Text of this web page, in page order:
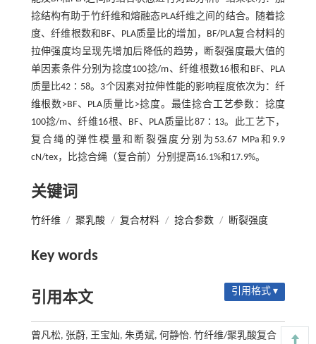
捻结构有助于竹纤维和熔融态PLA纤维之间的结合。随着捻
度、纤维根数和BF、PLA质量比的增加，BF/PLA复合材料的
拉伸强度均呈现先增加后降低的趋势，断裂强度最大值的
单因素条件分别为捻度100捻/m、纤维根数16根和BF、PLA
质量比42∶58。3个因素对拉伸性能的影响程度依次为：纤
维根数>BF、PLA质量比>捻度。最佳捻合工艺参数：捻度
100捻/m、纤维16根、BF、PLA质量比87∶13。此工艺下，
复合绳的弹性模量和断裂强度分别为53.67 MPa和9.9
cN/tex，比捻合绳（复合前）分别提高16.1%和17.9%。
关键词
竹纤维 / 聚乳酸 / 复合材料 / 捻合参数 / 断裂强度
Key words
引用本文 引用格式 ▾
曾凡松, 张蔚, 王宝灿, 朱勇斌, 何静怡. 竹纤维/聚乳酸复合